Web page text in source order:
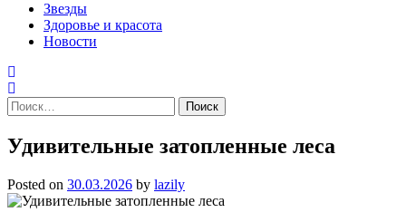
Звезды
Здоровье и красота
Новости
Найти:
Удивительные затопленные леса
Posted on 30.03.2026 by lazily